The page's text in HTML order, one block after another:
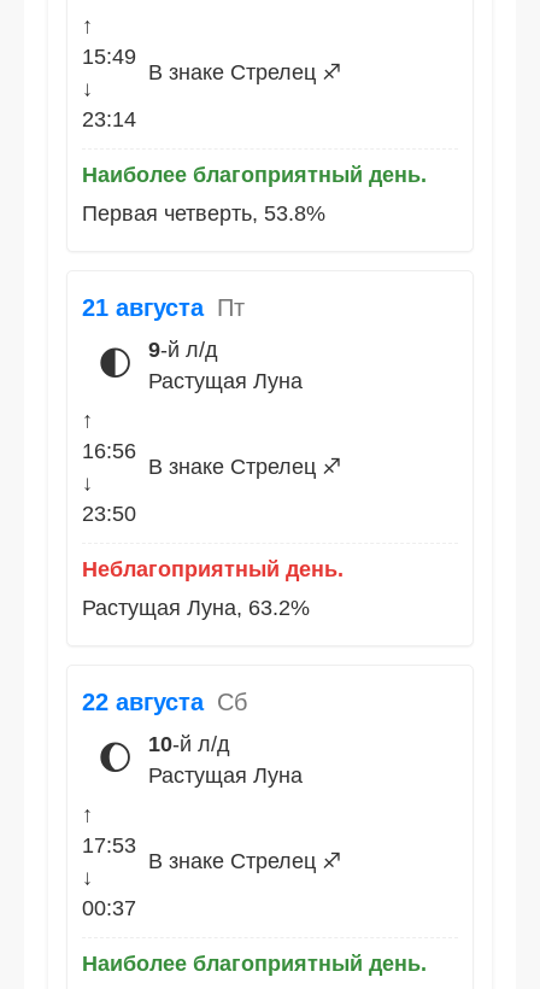
↑
15:49
↓
23:14
В знаке Стрелец ♐
Наиболее благоприятный день.
Первая четверть, 53.8%
21 августа Пт
🌓 9-й л/д
Растущая Луна
↑
16:56
↓
23:50
В знаке Стрелец ♐
Неблагоприятный день.
Растущая Луна, 63.2%
22 августа Сб
🌔 10-й л/д
Растущая Луна
↑
17:53
↓
00:37
В знаке Стрелец ♐
Наиболее благоприятный день.